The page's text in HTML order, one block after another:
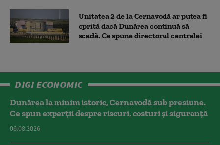
Unitatea 2 de la Cernavodă ar putea fi
oprită dacă Dunărea continuă să
scadă. Ce spune directorul centralei
DIGI ECONOMIC
Dunărea la minim istoric, Cernavodă sub presiune.
Ce spun experții despre riscuri, costuri și siguranță
06.08.2026